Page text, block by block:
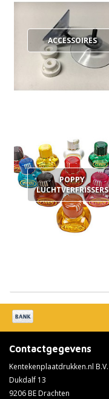
ACCESSOIRES
POPPY
LUCHTVERFRISSERS
Contactgegevens
Kentekenplaatdrukken.nl B.V.
Dukdalf 13
9206 BE Drachten